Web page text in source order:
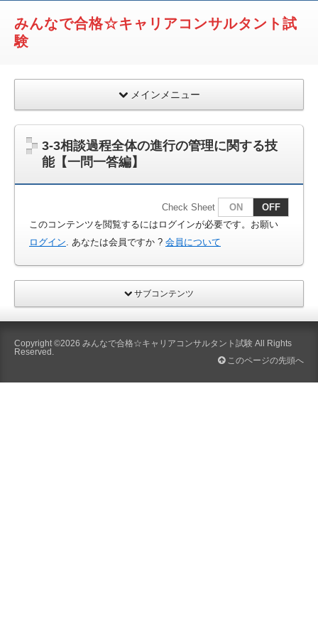
みんなで合格☆キャリアコンサルタント試
験
メインメニュー
3-3相談過程全体の進行の管理に関する技
能【一問一答編】
Check Sheet ON
OFF
このコンテンツを閲覧するにはログインが必要です。お願い
ログイン. あなたは会員ですか ? 会員について
サブコンテンツ
Copyright ©2026 みんなで合格☆キャリアコンサルタント試験 All Rights
Reserved.
このページの先頭へ